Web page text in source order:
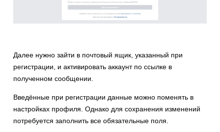
Далее нужно зайти в почтовый ящик, указанный при
регистрации, и активировать аккаунт по ссылке в
полученном сообщении.
Введённые при регистрации данные можно поменять в
настройках профиля. Однако для сохранения изменений
потребуется заполнить все обязательные поля.